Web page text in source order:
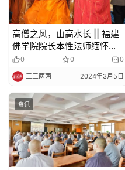
责
声
明
高僧之风，山高水长 || 福建
佛学院院长本性法师缅怀柬
埔寨僧王狄旺长老
0 0 0
三三两两 2024年3月5日
资讯